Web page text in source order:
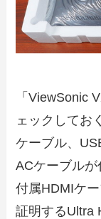
「ViewSonic
ェックしてお
ケーブル、
ACケーブルが
付属HDMIケ
証明するUltra